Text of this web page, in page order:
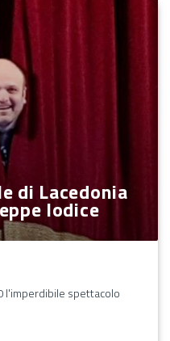
di Lacedonia
Iodice
l'imperdibile spettacolo